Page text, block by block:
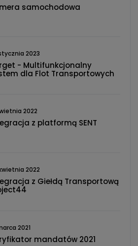
samochodowa
2023
- Multifunkcjonalny
dla Flot Transportowych
2022
z platformą SENT
2022
z Giełdą Transportową
2021
mandatów 2021